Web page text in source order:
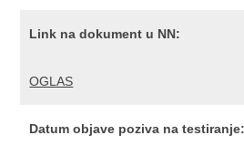
Link na dokument u NN:
OGLAS
Datum objave poziva na testiranje: